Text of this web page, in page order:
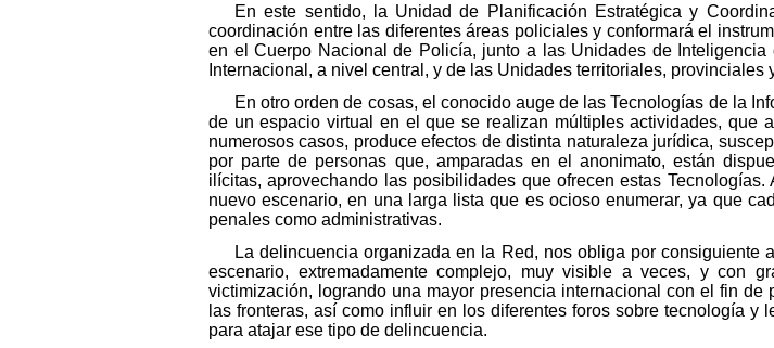
En este sentido, la Unidad de Planificación Estratégica y
coordinación entre las diferentes áreas policiales y conformará el
en el Cuerpo Nacional de Policía, junto a las Unidades de
Internacional, a nivel central, y de las Unidades territoriales,
En otro orden de cosas, el conocido auge de las Tecnologías de la
de un espacio virtual en el que se realizan múltiples actividades, que
numerosos casos, produce efectos de distinta naturaleza jurídica,
por parte de personas que, amparadas en el anonimato, están
ilícitas, aprovechando las posibilidades que ofrecen estas
nuevo escenario, en una larga lista que es ocioso enumerar, ya que
penales como administrativas.
La delincuencia organizada en la Red, nos obliga por
escenario, extremadamente complejo, muy visible a veces, y con
victimización, logrando una mayor presencia internacional con el fin
las fronteras, así como influir en los diferentes foros sobre tecnología
para atajar ese tipo de delincuencia.